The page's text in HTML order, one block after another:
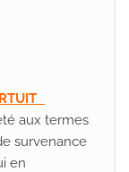
aux termes
survenance
en